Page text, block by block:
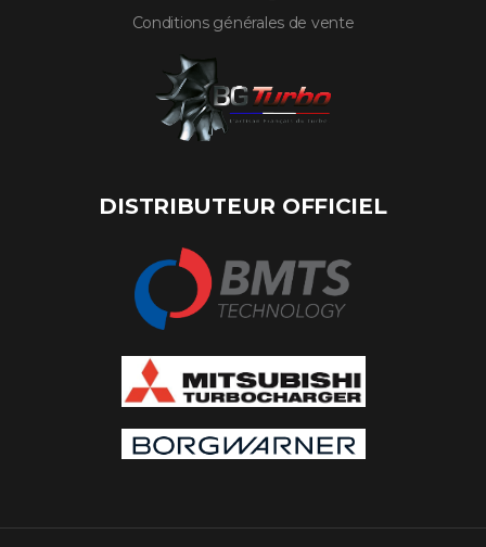
Conditions générales de vente
DISTRIBUTEUR OFFICIEL